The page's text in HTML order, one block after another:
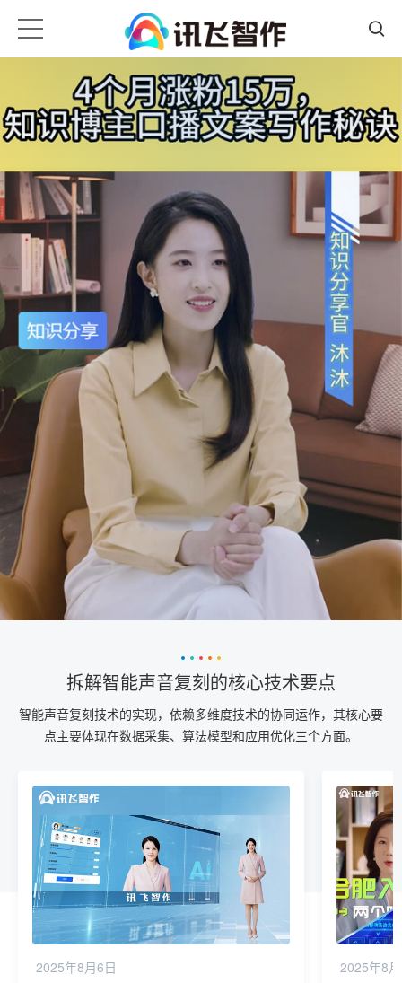
拆解智能声音复刻的核心技术要点
智能声音复刻技术的实现，依赖多维度技术的协同运作，其核心要
点主要体现在数据采集、算法模型和应用优化三个方面。
2025年8月6日 2025年8